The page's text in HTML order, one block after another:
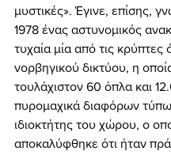
μυστικές». Έγινε, επίσης,
1978 ένας αστυνομικός
τυχαία μία από τις
νορβηγικού δικτύου, η
τουλάχιστον 60 όπλα και
πυρομαχικά διαφόρων
ιδιοκτήτης του χώρου, ο
αποκαλύφθηκε ότι ήταν